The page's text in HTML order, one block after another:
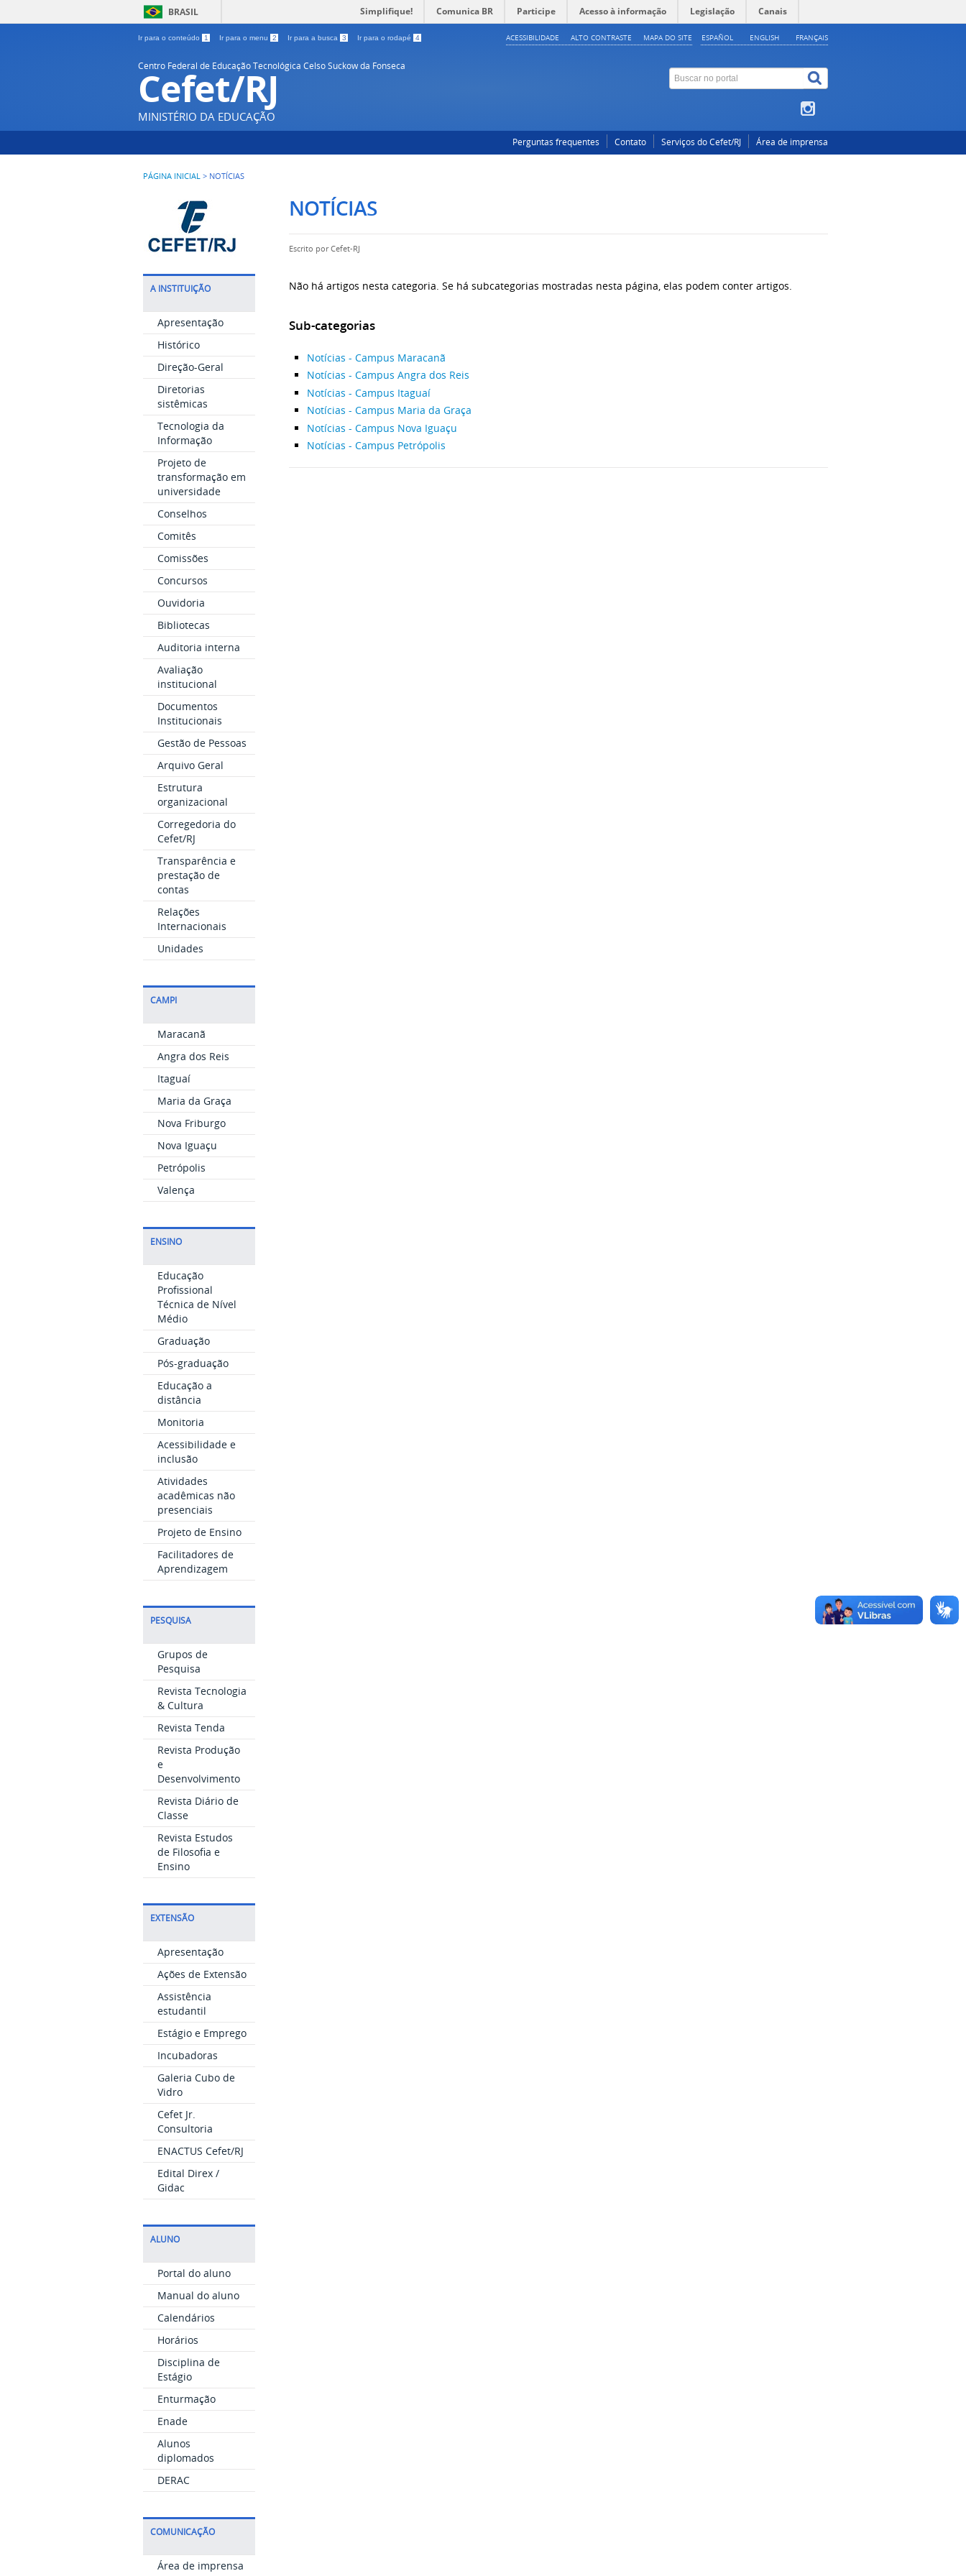
BRASIL Simplifique! Comunica BR Participe Acesso à informação Legislação Canais
Ir para o conteúdo 1 Ir para o menu 2 Ir para a busca 3 Ir para o rodapé 4 ESPAÑOL ENGLISH FRANÇAIS
ACESSIBILIDADE ALTO CONTRASTE MAPA DO SITE
Centro Federal de Educação Tecnológica Celso Suckow da Fonseca
Cefet/RJ
MINISTÉRIO DA EDUCAÇÃO
Perguntas frequentes Contato Serviços do Cefet/RJ Área de imprensa
PÁGINA INICIAL > NOTÍCIAS
A INSTITUIÇÃO
Apresentação
Histórico
Direção-Geral
Diretorias
sistêmicas
Tecnologia da
Informação
Projeto de
transformação em
universidade
Conselhos
Comitês
Comissões
Concursos
Ouvidoria
Bibliotecas
Auditoria interna
Avaliação
institucional
Documentos
Institucionais
Gestão de Pessoas
Arquivo Geral
Estrutura
organizacional
Corregedoria do
Cefet/RJ
Transparência e
prestação de
contas
Relações
Internacionais
Unidades
CAMPI
Maracanã
Angra dos Reis
Itaguaí
Maria da Graça
Nova Friburgo
Nova Iguaçu
Petrópolis
Valença
ENSINO
Educação
Profissional
Técnica de Nível
Médio
Graduação
Pós-graduação
Educação a
distância
Monitoria
Acessibilidade e
inclusão
Atividades
acadêmicas não
presenciais
Projeto de Ensino
Facilitadores de
Aprendizagem
PESQUISA
Grupos de
Pesquisa
Revista Tecnologia
& Cultura
Revista Tenda
Revista Produção
e
Desenvolvimento
Revista Diário de
Classe
Revista Estudos
de Filosofia e
Ensino
EXTENSÃO
Apresentação
Ações de Extensão
Assistência
estudantil
Estágio e Emprego
Incubadoras
Galeria Cubo de
Vidro
Cefet Jr.
Consultoria
ENACTUS Cefet/RJ
Edital Direx /
Gidac
ALUNO
Portal do aluno
Manual do aluno
Calendários
Horários
Disciplina de
Estágio
Enturmação
Enade
Alunos
diplomados
DERAC
COMUNICAÇÃO
Área de imprensa
NOTÍCIAS
Escrito porCefet-RJ
Não há artigos nesta categoria. Se há subcategorias mostradas nesta página, elas podem conter artigos.
Sub-categorias
Notícias - Campus Maracanã
Notícias - Campus Angra dos Reis
Notícias - Campus Itaguaí
Notícias - Campus Maria da Graça
Notícias - Campus Nova Iguaçu
Notícias - Campus Petrópolis